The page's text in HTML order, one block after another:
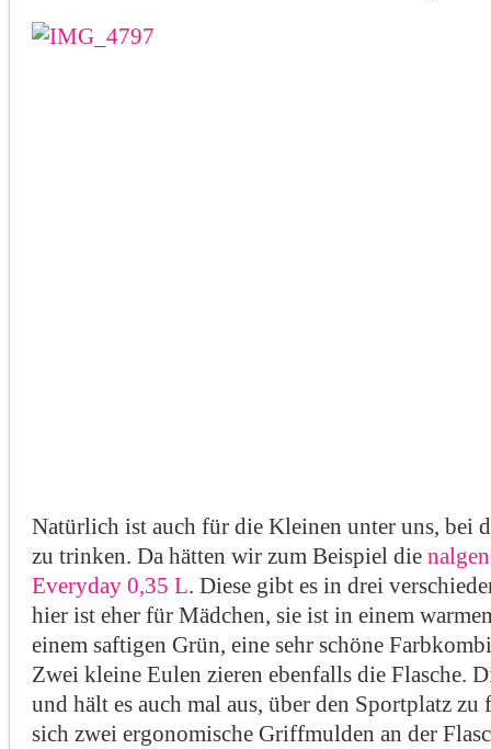
Natürlich ist auch für die Kleinen unter uns, bei
zu trinken. Da hätten wir zum Beispiel die
Everyday 0,35 L. Diese gibt es in drei
hier ist eher für Mädchen, sie ist in einem
einem saftigen Grün, eine sehr schöne
Zwei kleine Eulen zieren ebenfalls die Flasche.
und hält es auch mal aus, über den Sportplatz
sich zwei ergonomische Griffmulden an der